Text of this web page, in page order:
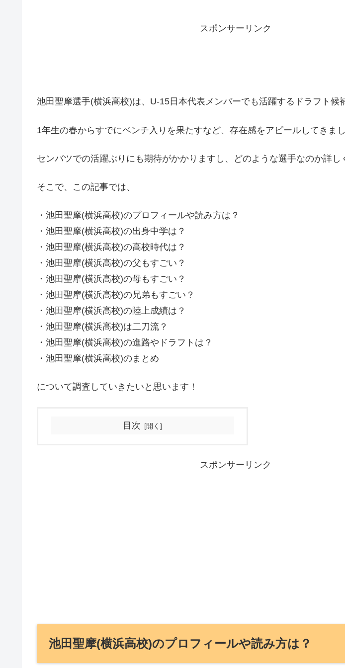
スポンサーリンク
池田聖摩選手(横浜高校)は、U-15日本代表メンバーでも活躍するドラフト候
1年生の春からすでにベンチ入りを果たすなど、存在感をアピールしてきまし
センバツでの活躍ぶりにも期待がかかりますし、どのような選手なのか詳し
そこで、この記事では、
・池田聖摩(横浜高校)のプロフィールや読み方は？
・池田聖摩(横浜高校)の出身中学は？
・池田聖摩(横浜高校)の高校時代は？
・池田聖摩(横浜高校)の父もすごい？
・池田聖摩(横浜高校)の母もすごい？
・池田聖摩(横浜高校)の兄弟もすごい？
・池田聖摩(横浜高校)の陸上成績は？
・池田聖摩(横浜高校)は二刀流？
・池田聖摩(横浜高校)の進路やドラフトは？
・池田聖摩(横浜高校)のまとめ
について調査していきたいと思います！
目次
スポンサーリンク
池田聖摩(横浜高校)のプロフィールや読み方は？